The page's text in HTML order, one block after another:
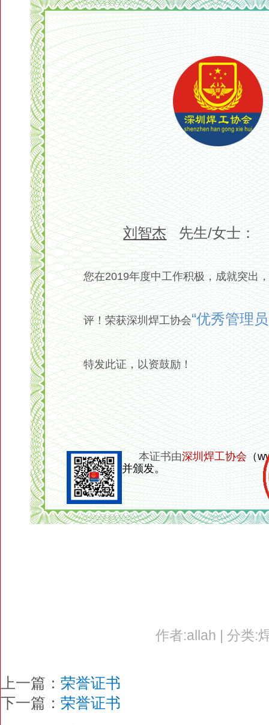
荣 誉
刘智杰先生/女士：
您在2019年度中工作积极，成就突出
评！荣获深圳焊工协会“优秀管理员
特发此证，以资鼓励！
本证书由深圳焊工协会（
并颁发。
作者:allah | 分类:
上一篇： 荣誉证书
下一篇： 荣誉证书